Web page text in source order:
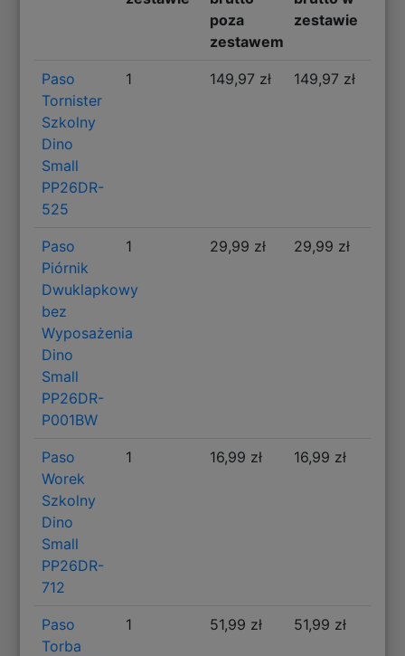
poza
zestawem
zestawie
Paso
Tornister
Szkolny
Dino
Small
PP26DR-
525
1 149,97 zł 149,97 zł
Paso
Piórnik
Dwuklapkowy
bez
Wyposażenia
Dino
Small
PP26DR-
P001BW
1 29,99 zł 29,99 zł
Paso
Worek
Szkolny
Dino
Small
PP26DR-
712
1 16,99 zł 16,99 zł
Paso
Torba
1 51,99 zł 51,99 zł